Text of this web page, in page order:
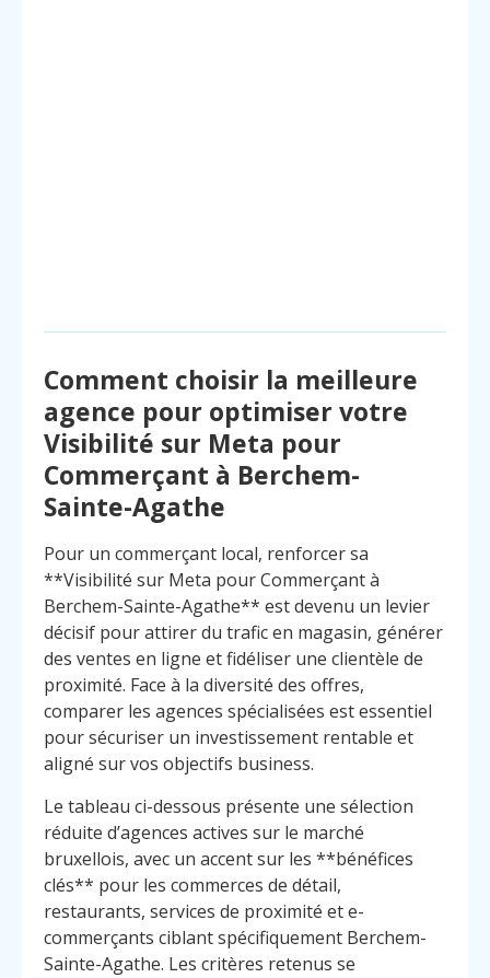
Comment choisir la meilleure
agence pour optimiser votre
Visibilité sur Meta pour
Commerçant à Berchem-
Sainte-Agathe
Pour un commerçant local, renforcer sa
**Visibilité sur Meta pour Commerçant à
Berchem-Sainte-Agathe** est devenu un levier
décisif pour attirer du trafic en magasin, générer
des ventes en ligne et fidéliser une clientèle de
proximité. Face à la diversité des offres,
comparer les agences spécialisées est essentiel
pour sécuriser un investissement rentable et
aligné sur vos objectifs business.
Le tableau ci-dessous présente une sélection
réduite d’agences actives sur le marché
bruxellois, avec un accent sur les **bénéfices
clés** pour les commerces de détail,
restaurants, services de proximité et e-
commerçants ciblant spécifiquement Berchem-
Sainte-Agathe. Les critères retenus se